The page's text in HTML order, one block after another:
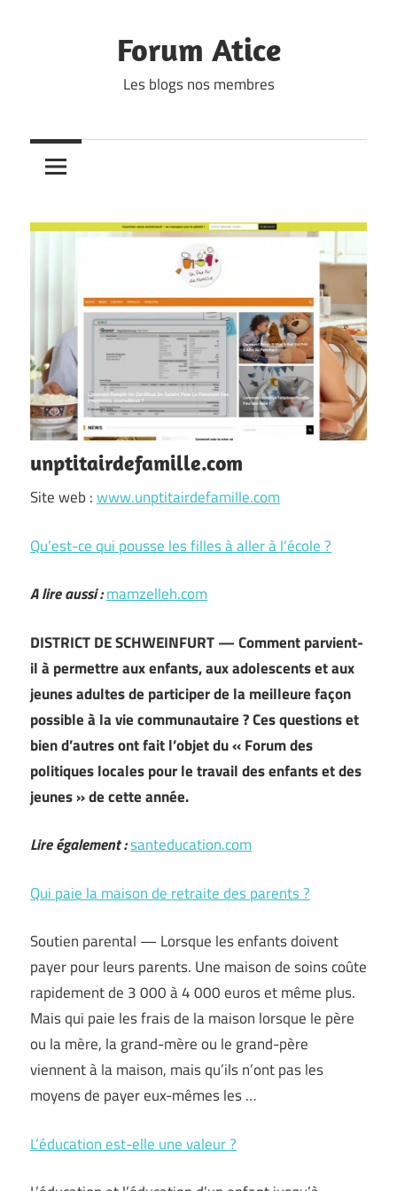
Forum Atice
Les blogs nos membres
unptitairdefamille.com
Site web :www.unptitairdefamille.com
Qu’est-ce qui pousse les filles à aller à l’école ?
A lire aussi :mamzelleh.com
DISTRICT DE SCHWEINFURT — Comment parvient-
il à permettre aux enfants, aux adolescents et aux
jeunes adultes de participer de la meilleure façon
possible à la vie communautaire ? Ces questions et
bien d’autres ont fait l’objet du « Forum des
politiques locales pour le travail des enfants et des
jeunes » de cette année.
Lire également :santeducation.com
Qui paie la maison de retraite des parents ?
Soutien parental — Lorsque les enfants doivent
payer pour leurs parents. Une maison de soins coûte
rapidement de 3 000 à 4 000 euros et même plus.
Mais qui paie les frais de la maison lorsque le père
ou la mère, la grand-mère ou le grand-père
viennent à la maison, mais qu’ils n’ont pas les
moyens de payer eux-mêmes les …
L’éducation est-elle une valeur ?